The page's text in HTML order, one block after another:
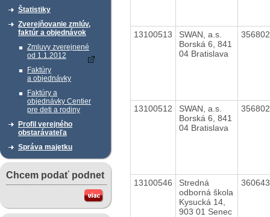
Štatistiky
Zverejňovanie zmlúv,
faktúr a objednávok
Zmluvy zverejnené
od 1.1.2012
Faktúry
a objednávky
Faktúry a
objednávky Centier
pre deti a rodiny
Profil verejného
obstarávateľa
Správa majetku
Chcem podať podnet
13100513
SWAN, a.s.
Borská 6, 841
04 Bratislava
13100512
SWAN, a.s.
Borská 6, 841
04 Bratislava
13100546
Stredná
odborná škola
Kysucká 14,
903 01 Senec